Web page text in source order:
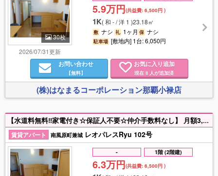
30枚
2026/07/31更新
5.9万円(共益費:6,500円 )
1K(和 - / 洋 1 )23.18㎡
敷 ナシ 礼 1ヶ月保 ナシ
駐車場 [敷地内] 1台: 6,050円
お問い合わせ
【無料】
お気に入り追加
現在 8 人が追加済
(株)はなまるコーポレーション那覇小禄店
【水道料無料‼家電付き☆保証人不要☆仲介手数料なし】 月額3,630円でインターネット(Wi-Fi)使い放題♪ 家具家電付きのお部屋で新生活をすぐに始められますよ☆ 土日祝祭日も営業してます‼お部屋探しはお任せ下さい‼ お問い合わせお待ちしております♪
賃貸アパート
南風原町兼城 レオパレスRyu 102号
- 1階 (2階建)
6.3万円(共益費:6,500円 )